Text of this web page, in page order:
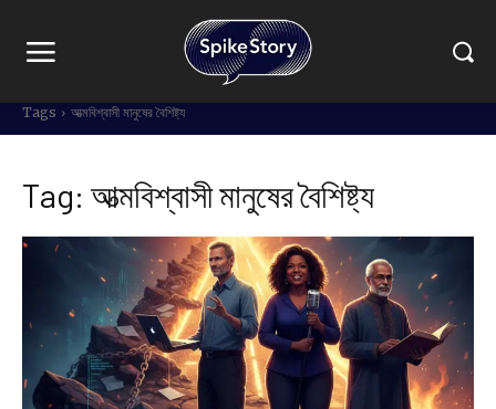
Tags আত্মবিশ্বাসী মানুষের বৈশিষ্ট্য
Tag: আত্মবিশ্বাসী মানুষের বৈশিষ্ট্য